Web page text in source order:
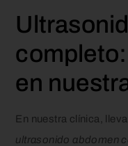
en
En nuestra clínica,
ultrasonido abdomen